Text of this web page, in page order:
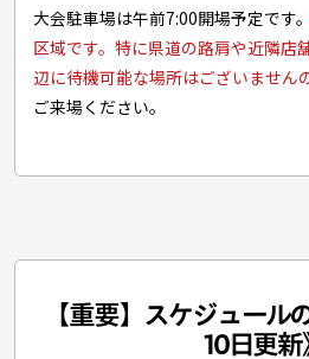
大会駐車場は午前7:00開場予定です。
区域です。特に県道の路肩や近隣店
辺に待機可能な場所はございません
ご来場ください。
【重要】スケジュール
10日更新